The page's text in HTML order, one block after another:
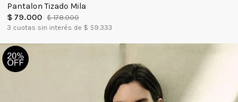
Pantalon Tizado Mila
$ 79.000 $ 178.000
3 cuotas sin interés de $ 59.333